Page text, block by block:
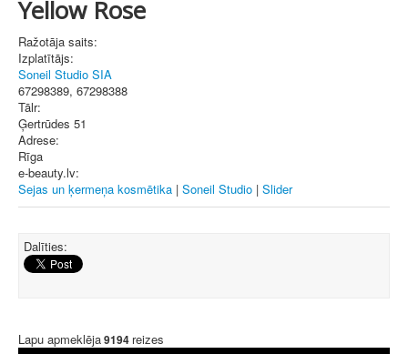
Yellow Rose
Ražotāja saits:
Izplatītājs:
Soneil Studio SIA
67298389, 67298388
Tālr:
Ģertrūdes 51
Adrese:
Rīga
e-beauty.lv:
Sejas un ķermeņa kosmētika | Soneil Studio | Slider
Dalīties:
Lapu apmeklēja9194 reizes